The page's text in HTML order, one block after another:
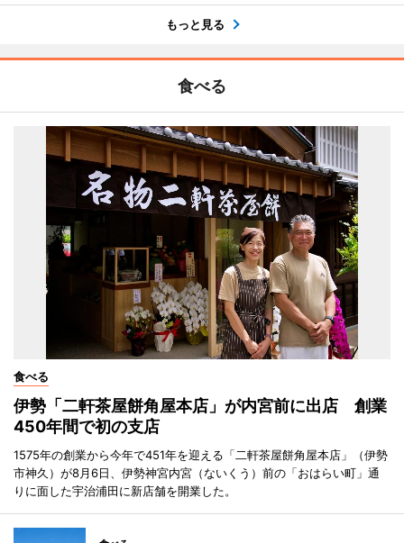
もっと見る
食べる
食べる
伊勢「二軒茶屋餅角屋本店」が内宮前に出店 創業
450年間で初の支店
1575年の創業から今年で451年を迎える「二軒茶屋餅角屋本店」（伊勢
市神久）が8月6日、伊勢神宮内宮（ないくう）前の「おはらい町」通
りに面した宇治浦田に新店舗を開業した。